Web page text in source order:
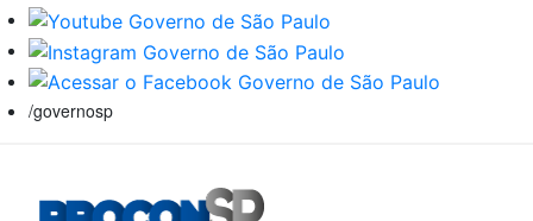
/governosp